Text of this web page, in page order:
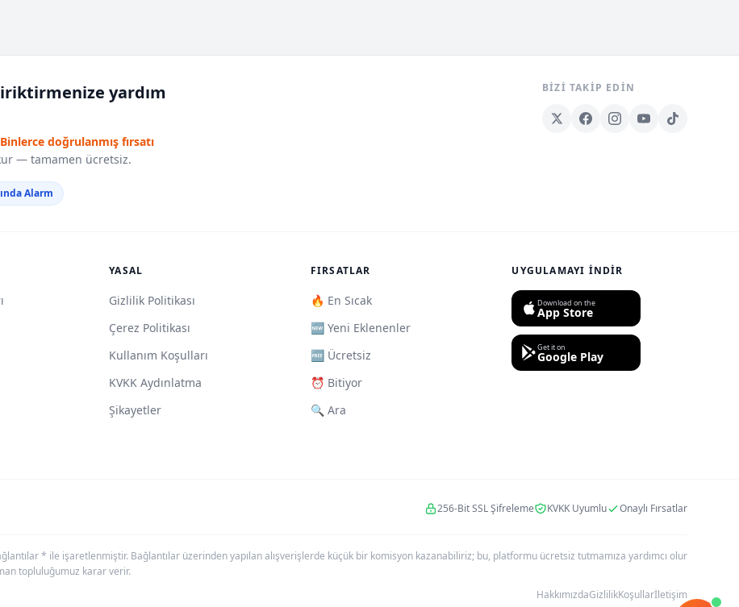
yardım
Binlerce doğrulanmış fırsatı
— tamamen ücretsiz.
Alarm
BIZI TAKIP EDIN
YASAL
Gizlilik Politikası
Çerez Politikası
Kullanım Koşulları
KVKK Aydınlatma
Şikayetler
FIRSATLAR
🔥 En Sıcak
🆕 Yeni Eklenenler
🆓 Ücretsiz
⏰ Bitiyor
🔍 Ara
UYGULAMAYI İNDIR
Download on the
App Store
Get it on
Google Play
256-Bit SSL Şifreleme KVKK Uyumlu Onaylı Fırsatlar
* ile işaretlenmiştir. Bağlantılar üzerinden yapılan alışverişlerde küçük bir komisyon kazanabiliriz; bu, platformu ücretsiz tutmamıza yardımcı olur
topluluğumuz karar verir.
HakkımızdaGizlilikKoşullarİletişim